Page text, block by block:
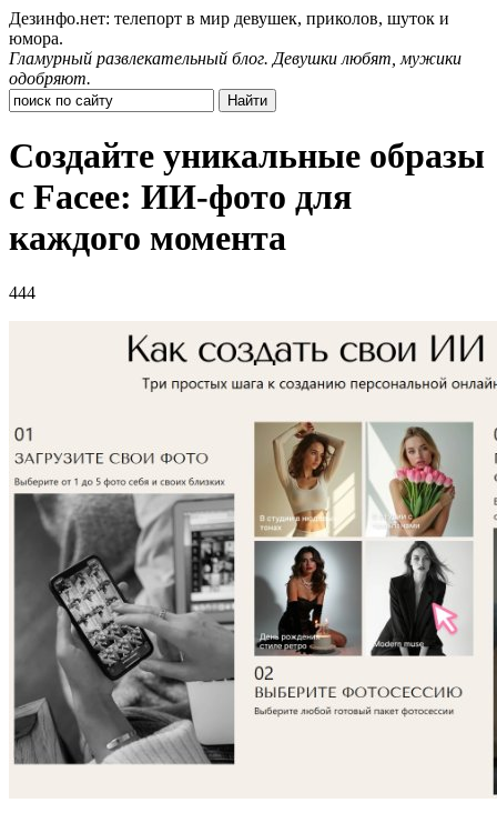
Дезинфо.нет: телепорт в мир девушек, приколов, шуток и
юмора.
Гламурный развлекательный блог. Девушки любят, мужики
одобряют.
Создайте уникальные образы
с Facee: ИИ-фото для
каждого момента
444